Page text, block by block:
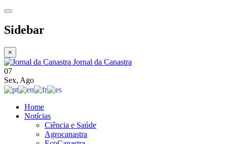
Sidebar
×
Jornal da Canastra
07
Sex, Ago
Home
Notícias
Ciência e Saúde
Agrocanastra